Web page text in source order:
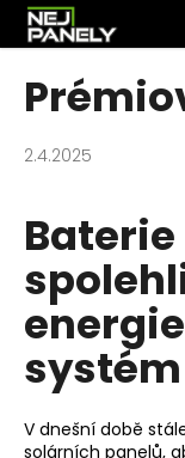
Přejít
obsah
2.4.2025
Baterie
systém
V dnešní době
solárních panelů,
o
o
o
t
ř
e
b
u
e